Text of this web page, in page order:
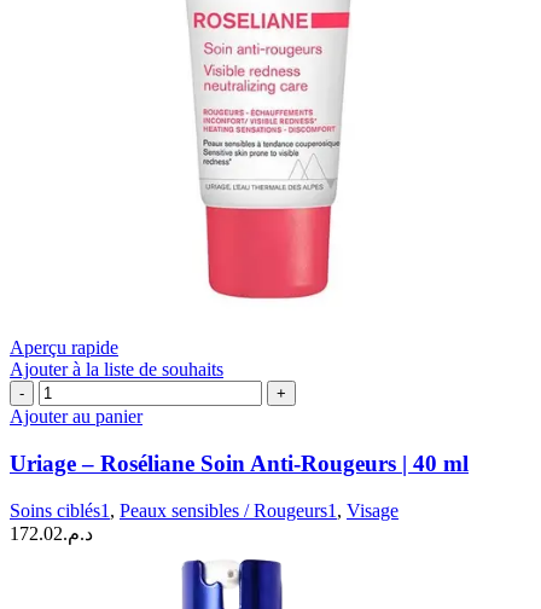
Aperçu rapide
Ajouter à la liste de souhaits
quantité
de
–
Roséliane
Anti-
Rougeurs
Ajouter au panier
Uriage – Roséliane Soin Anti-Rougeurs | 40 ml
Soins ciblés1 , Peaux sensibles / Rougeurs1 , Visage
د.م.172.02